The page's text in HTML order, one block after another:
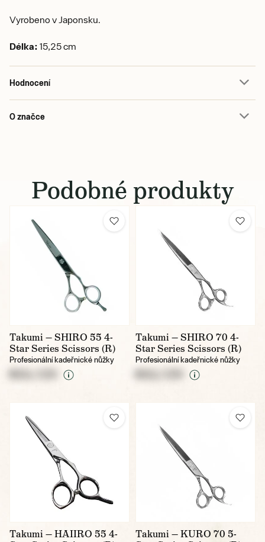
Vyrobeno v Japonsku.
Délka: 15,25 cm
Hodnocení
O značce
Podobné produkty
Takumi — SHIRO 55 4-
Star Series Scissors (R)
Profesionální kadeřnické nůžky
Takumi — SHIRO 70 4-
Star Series Scissors (R)
Profesionální kadeřnické nůžky
Takumi — HAIIRO 55 4-
Takumi — KURO 70 5-